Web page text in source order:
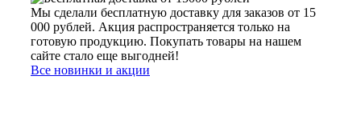
Мы сделали бесплатную доставку для заказов от 15
000 рублей. Акция распространяется только на
готовую продукцию. Покупать товары на нашем
сайте стало еще выгодней!
Все новинки и акции